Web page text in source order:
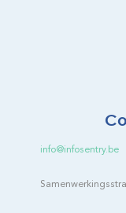
info@infosentry.be